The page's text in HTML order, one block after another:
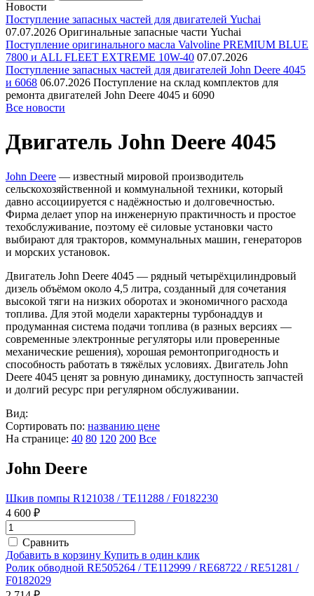
Новости
Поступление запасных частей для двигателей Yuchai
07.07.2026 Оригинальные запасные части Yuchai
Поступление оригинального масла Valvoline PREMIUM BLUE
7800 и ALL FLEET EXTREME 10W-40 07.07.2026
Поступление запасных частей для двигателей John Deere 4045
и 6068 06.07.2026 Поступление на склад комплектов для
ремонта двигателей John Deere 4045 и 6090
Все новости
Двигатель John Deere 4045
John Deere — известный мировой производитель
сельскохозяйственной и коммунальной техники, который
давно ассоциируется с надёжностью и долговечностью.
Фирма делает упор на инженерную практичность и простое
техобслуживание, поэтому её силовые установки часто
выбирают для тракторов, коммунальных машин, генераторов
и морских установок.
Двигатель John Deere 4045 — рядный четырёхцилиндровый
дизель объёмом около 4,5 литра, созданный для сочетания
высокой тяги на низких оборотах и экономичного расхода
топлива. Для этой модели характерны турбонаддув и
продуманная система подачи топлива (в разных версиях —
современные электронные регуляторы или проверенные
механические решения), хорошая ремонтопригодность и
способность работать в тяжёлых условиях. Двигатель John
Deere 4045 ценят за ровную динамику, доступность запчастей
и долгий ресурс при регулярном обслуживании.
Вид:
Сортировать по: названию цене
На странице: 40 80 120 200 Все
John Deere
Шкив помпы R121038 / TE11288 / F0182230
4 600 ₽
Сравнить
Добавить в корзину Купить в один клик
Ролик обводной RE505264 / TE112999 / RE68722 / RE51281 /
F0182029